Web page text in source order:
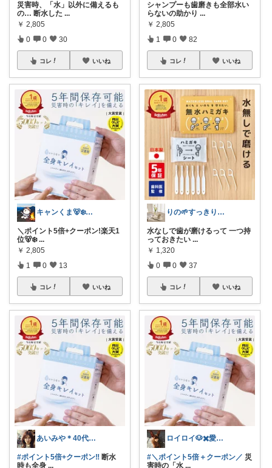
災害時、「水」以外に備えるも
の… 断水した ...
￥ 2,805
0 0 30
コレ いいね
キャンくま🐻‍❄️ママのラク暮らし
＼ポイント5倍+クーポン!楽天1
位🐻‍❄️ ...
￥ 2,805
1 0 13
コレ いいね
あいみや＊40代🌷くらしを楽しむ
#ポイント5倍+クーポン‼️ 断水
時も全身 ...
シャンプーも歯磨きも全部水い
らないの助かり ...
￥ 2,805
1 0 82
コレ いいね
りの🌱すっきり×お気に入りの暮らし
水なしで歯が磨けるって 一つ持
っておきたい ...
￥ 1,320
0 0 37
コレ いいね
ロイロイ🐶✖️愛犬家
#＼ポイント5倍＋クーポン／ 災
害時の「水 ...